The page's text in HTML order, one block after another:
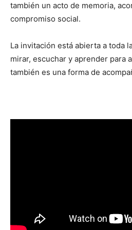
también un acto de memoria,
compromiso social.
La invitación está abierta a toda
mirar, escuchar y aprender para
también es una forma de